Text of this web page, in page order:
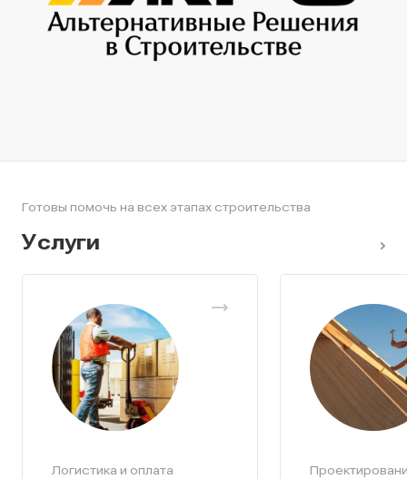
Готовы помочь на всех этапах строительства
Услуги
Логистика и оплата